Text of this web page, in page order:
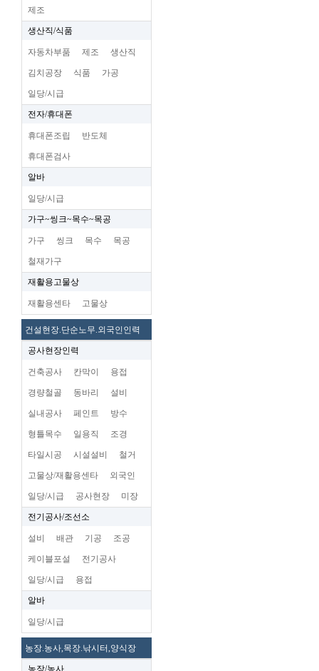
제조
생산직/식품
자동차부품 제조 생산직
김치공장 식품 가공
일당/시급
전자/휴대폰
휴대폰조립 반도체
휴대폰검사
알바
일당/시급
가구~씽크~목수~목공
가구 씽크 목수 목공
철재가구
재활용고물상
재활용센타 고물상
건설현장.단순노무.외국인인력
공사현장인력
건축공사 칸막이 용접
경량철골 동바리 설비
실내공사 페인트 방수
형틀목수 일용직 조경
타일시공 시설설비 철거
고물상/재활용센타 외국인
일당/시급 공사현장 미장
전기공사/조선소
설비 배관 기공 조공
케이블포설 전기공사
일당/시급 용접
알바
일당/시급
농장.농사,목장.낚시터,양식장
농장/농사